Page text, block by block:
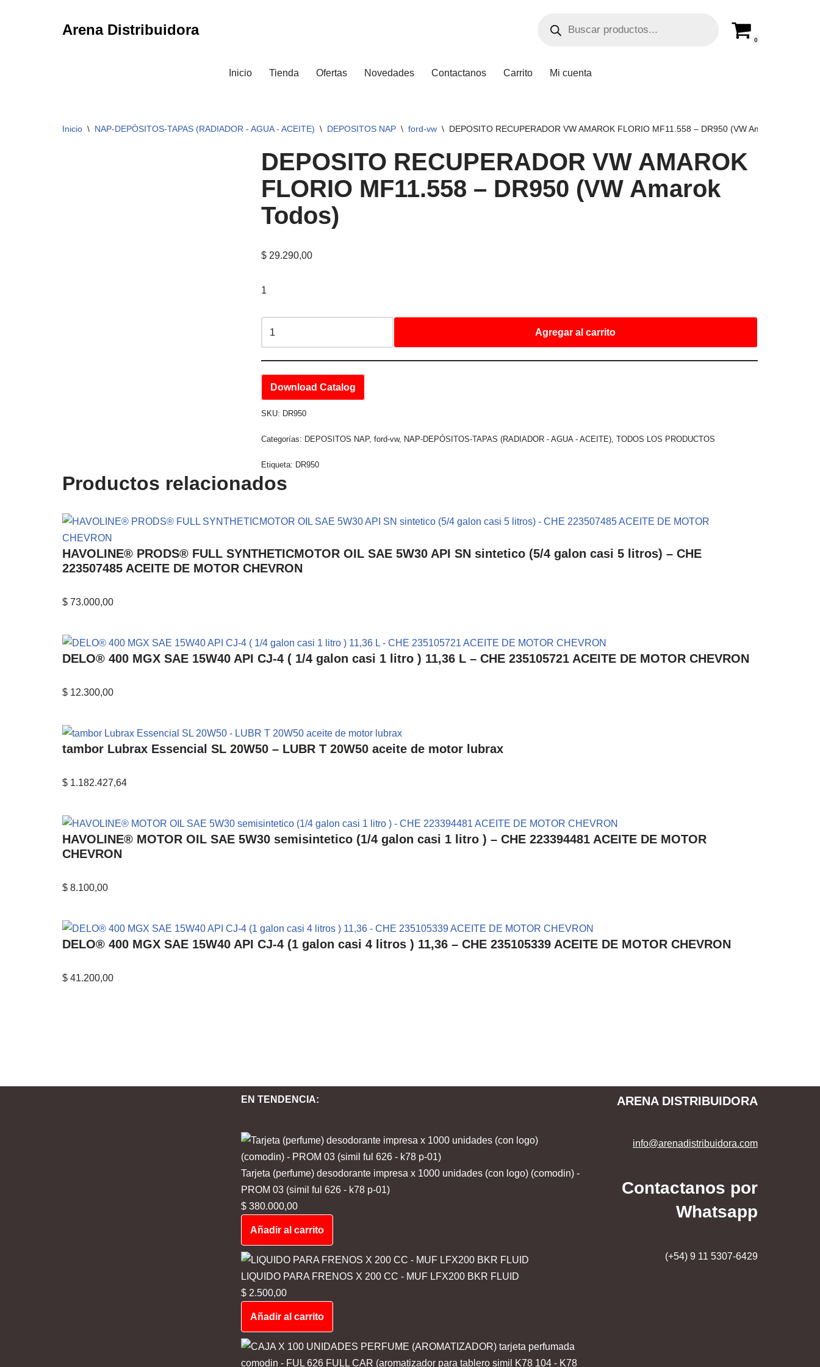
Arena Distribuidora
0
Inicio Tienda Ofertas Novedades Contactanos Carrito Mi cuenta
Inicio \ NAP-DEPÓSITOS-TAPAS (RADIADOR - AGUA - ACEITE) \ DEPOSITOS NAP \ ford-vw \ DEPOSITO RECUPERADOR VW AMAROK FLORIO MF11.558 – DR950 (VW Amarok Todos)
DEPOSITO RECUPERADOR VW AMAROK
FLORIO MF11.558 – DR950 (VW Amarok
Todos)
$29.290,00
1
Agregar al carrito
Download Catalog
SKU: DR950
Categorías: DEPOSITOS NAP, ford-vw, NAP-DEPÓSITOS-TAPAS (RADIADOR - AGUA - ACEITE), TODOS LOS PRODUCTOS
Etiqueta: DR950
Productos relacionados
HAVOLINE® PRODS® FULL SYNTHETICMOTOR OIL SAE 5W30 API SN sintetico (5/4 galon casi 5 litros) – CHE
223507485 ACEITE DE MOTOR CHEVRON
$ 73.000,00
DELO® 400 MGX SAE 15W40 API CJ-4 ( 1/4 galon casi 1 litro ) 11,36 L – CHE 235105721 ACEITE DE MOTOR CHEVRON
$ 12.300,00
tambor Lubrax Essencial SL 20W50 – LUBR T 20W50 aceite de motor lubrax
$ 1.182.427,64
HAVOLINE® MOTOR OIL SAE 5W30 semisintetico (1/4 galon casi 1 litro ) – CHE 223394481 ACEITE DE MOTOR
CHEVRON
$ 8.100,00
DELO® 400 MGX SAE 15W40 API CJ-4 (1 galon casi 4 litros ) 11,36 – CHE 235105339 ACEITE DE MOTOR CHEVRON
$ 41.200,00
EN TENDENCIA:
Tarjeta (perfume) desodorante impresa x 1000 unidades (con logo) (comodin) -
PROM 03 (simil ful 626 - k78 p-01)
$380.000,00
Añadir al carrito
LIQUIDO PARA FRENOS X 200 CC - MUF LFX200 BKR FLUID
$2.500,00
Añadir al carrito
ARENA DISTRIBUIDORA
info@arenadistribuidora.com
Contactanos por
Whatsapp
(+54) 9 11 5307-6429